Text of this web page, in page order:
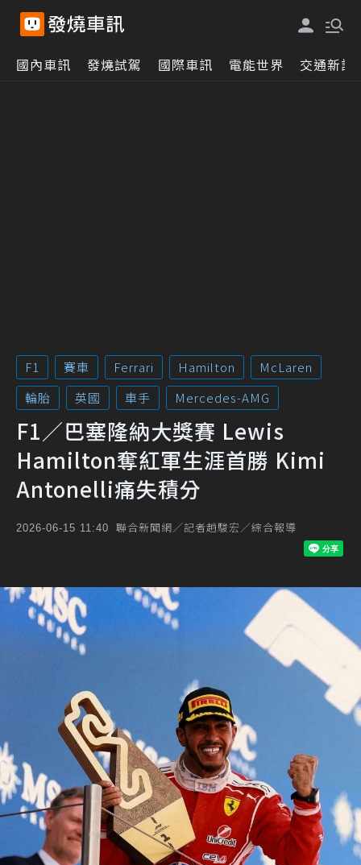
國內車訊 發燒試駕 國際車訊 電能世界 交通新訊
F1 賽車 Ferrari Hamilton
McLaren
輪胎
英國 車手 Mercedes-AMG
F1／巴塞隆納大獎賽 Lewis
Hamilton奪紅軍生涯首勝 Kimi
Antonelli痛失積分
2026-06-15 11:40 聯合新聞網／記者趙駿宏／綜合報導